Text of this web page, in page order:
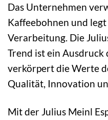
Das Unternehmen
Kaffeebohnen und
Verarbeitung. Die
Trend ist ein
verkörpert die Werte
Qualität, Innovation
Mit der Julius Meinl